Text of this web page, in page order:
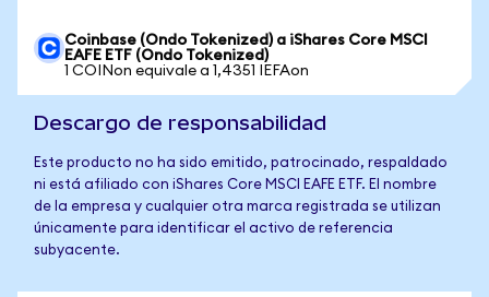
Coinbase (Ondo Tokenized) a iShares Core MSCI
EAFE ETF (Ondo Tokenized)
1 COINon equivale a 1,4351 IEFAon
Descargo de responsabilidad
Este producto no ha sido emitido, patrocinado, respaldado
ni está afiliado con iShares Core MSCI EAFE ETF. El nombre
de la empresa y cualquier otra marca registrada se utilizan
únicamente para identificar el activo de referencia
subyacente.